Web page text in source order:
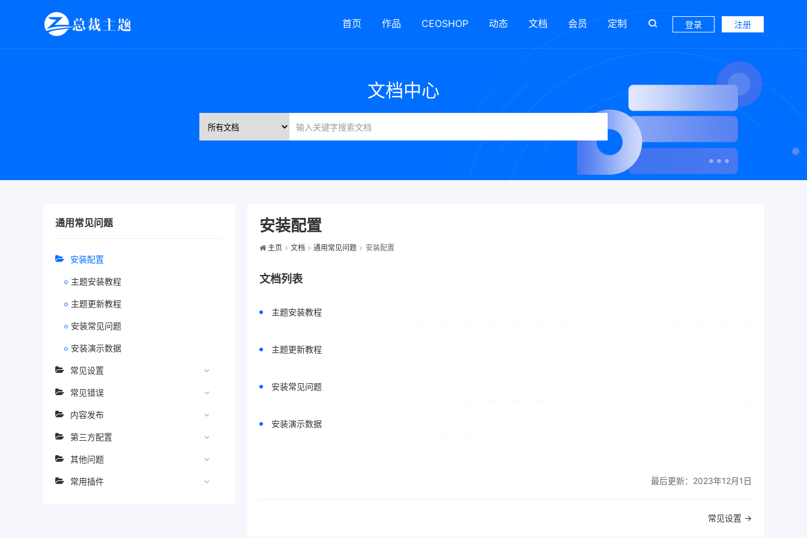
首页 作品 CEOSHOP 动态 文档 会员 定制 登录 注册
文档中心
通用常见问题
安装配置
主题安装教程
主题更新教程
安装常见问题
安装演示数据
常见设置
常见错误
内容发布
第三方配置
其他问题
常用插件
安装配置
主页 文档 通用常见问题 安装配置
文档列表
主题安装教程
主题更新教程
安装常见问题
安装演示数据
最后更新：2023年12月1日
常见设置 →